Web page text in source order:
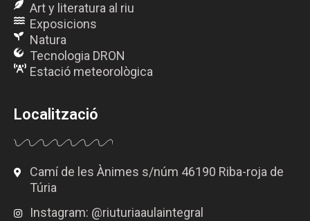
Art y literatura al riu
Exposicions
Natura
Tecnologia DRON
Estació meteorològica
Localització
Camí de les Ànimes s/núm 46190 Riba-roja de
Túria
Instagram: @riuturiaaulaintegral